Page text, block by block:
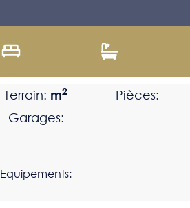
Terrain: m2
Pièces:
Garages:
Equipements: